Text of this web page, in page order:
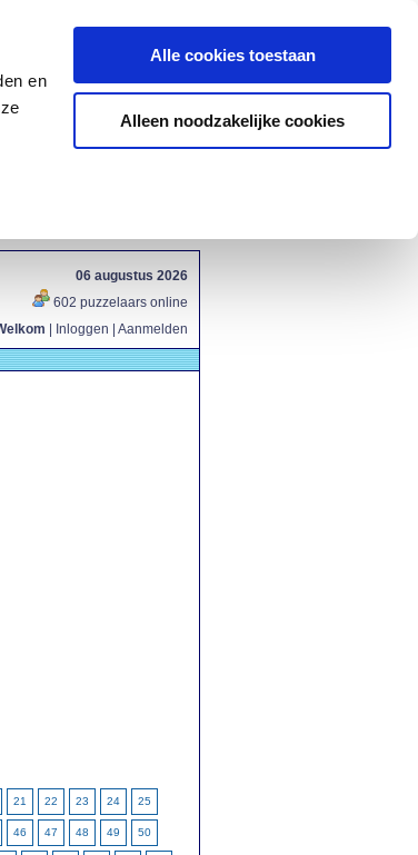
en
Alle cookies toestaan
Alleen noodzakelijke cookies
06 augustus 2026
602 puzzelaars online
Inloggen Aanmelden
21 22 23 24 25
46 47 48 49 50